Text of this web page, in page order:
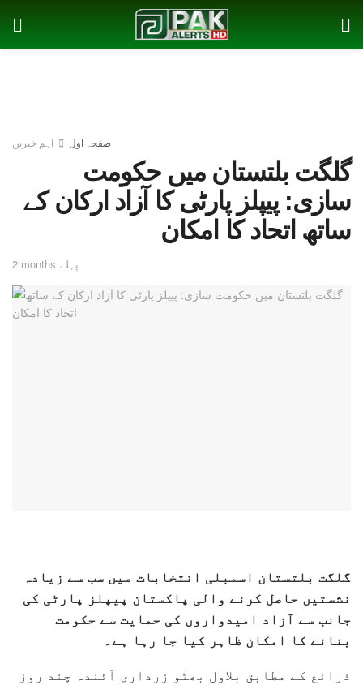
صفحہ اول اہم خبریں
گلگت بلتستان میں حکومت
سازی: پیپلز پارٹی کا آزاد ارکان کے
ساتھ اتحاد کا امکان
2 months پہلے
گلگت بلتستان اسمبلی انتخابات میں سب سے زیادہ
نشستیں حاصل کرنے والی پاکستان پیپلز پارٹی کی
جانب سے آزاد امیدواروں کی حمایت سے حکومت
بنانے کا امکان ظاہر کیا جا رہا ہے۔
ذرائع کے مطابق بلاول بھٹو زرداری آئندہ چند روز